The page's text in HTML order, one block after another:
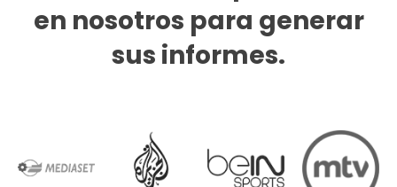
en nosotros para generar
sus informes.